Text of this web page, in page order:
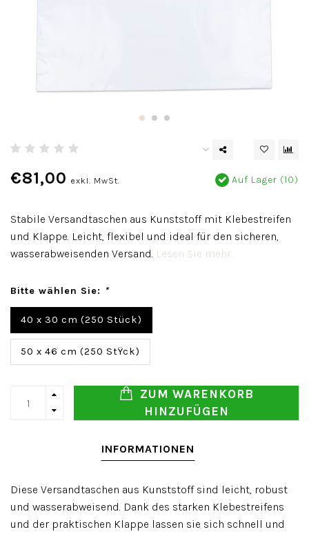
€81,00 exkl. MwSt. Auf Lager (10)
Stabile Versandtaschen aus Kunststoff mit Klebestreifen
und Klappe. Leicht, flexibel und ideal für den sicheren,
wasserabweisenden Versand. Lesen Sie mehr..
Bitte wählen Sie: *
40 x 30 cm (250 Stück)
50 x 46 cm (250 StŸck)
ZUM WARENKORB
HINZUFÜGEN
INFORMATIONEN
Diese Versandtaschen aus Kunststoff sind leicht, robust
und wasserabweisend. Dank des starken Klebestreifens
und der praktischen Klappe lassen sie sich schnell und